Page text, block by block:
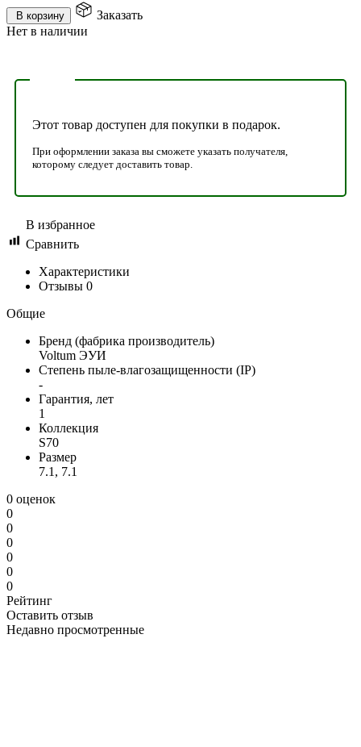
В корзину
Заказать
Нет в наличии
Этот товар доступен для покупки в подарок.
При оформлении заказа вы сможете указать получателя,
которому следует доставить товар.
В избранное
Сравнить
Характеристики
Отзывы 0
Общие
Бренд (фабрика производитель)
Voltum ЭУИ
Степень пыле-влагозащищенности (IP)
-
Гарантия, лет
1
Коллекция
S70
Размер
7.1, 7.1
0 оценок
0
0
0
0
0
0
Рейтинг
Оставить отзыв
Недавно просмотренные